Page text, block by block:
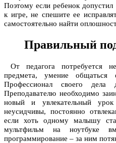
Поэтому если ребенок
к игре, не спешите ее
самостоятельно найти
Правильный
От педагога потребуется
предмета, умение общаться
Профессионал своего дела
Преподавателю необходимо
новый и увлекательный
неусидчивы, постоянно
если хоть одному малышу
мультфильм на ноутбуке
программирование – за ним